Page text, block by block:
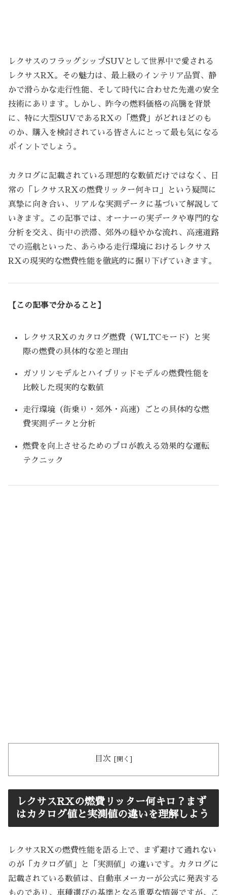
レクサスのフラッグシップSUVとして世界中で愛される
レクサスRX。その魅力は、最上級のインテリア品質、静
かで滑らかな走行性能、そして時代に合わせた先進の安全
技術にあります。しかし、昨今の燃料価格の高騰を背景
に、特に大型SUVであるRXの「燃費」がどれほどのも
のか、購入を検討されている皆さんにとって最も気になる
ポイントでしょう。
カタログに記載されている理想的な数値だけではなく、日
常の「レクサスRXの燃費リッター何キロ」という疑問に
真摯に向き合い、リアルな実測データに基づいて解説して
いきます。この記事では、オーナーの実データや専門的な
分析を交え、街中の渋滞、郊外の穏やかな流れ、高速道路
での巡航といった、あらゆる走行環境におけるレクサス
RXの現実的な燃費性能を徹底的に掘り下げていきます。
【この記事で分かること】
レクサスRXのカタログ燃費（WLTCモード）と実
際の燃費の具体的な差と理由
ガソリンモデルとハイブリッドモデルの燃費性能を
比較した現実的な数値
走行環境（街乗り・郊外・高速）ごとの具体的な燃
費実測データと分析
燃費を向上させるためのプロが教える効果的な運転
テクニック
目次
レクサスRXの燃費リッター何キロ？まず
はカタログ値と実測値の違いを理解しよう
レクサスRXの燃費性能を語る上で、まず避けて通れない
のが「カタログ値」と「実測値」の違いです。カタログに
記載されている数値は、自動車メーカーが公式に発表する
ものであり、車種選びの基準となる重要な情報ですが、こ